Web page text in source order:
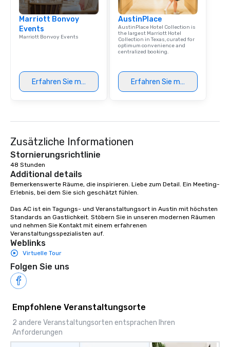
Marriott Bonvoy
Events
Marriott Bonvoy Events
Erfahren Sie mehr
AustinPlace
AustinPlace Hotel Collection is
the largest Marriott Hotel
Collection in Texas, curated for
optimum convenience and
centralized booking.
Erfahren Sie mehr
Zusätzliche Informationen
Stornierungsrichtlinie
48 Stunden
Additional details
Bemerkenswerte Räume, die inspirieren. Liebe zum Detail. Ein Meeting-
Erlebnis, bei dem Sie sich geschätzt fühlen.
Das AC ist ein Tagungs- und Veranstaltungsort in Austin mit höchsten
Standards an Gastlichkeit. Stöbern Sie in unseren modernen Räumen
und nehmen Sie Kontakt mit einem erfahrenen
Veranstaltungsspezialisten auf.
Weblinks
Virtuelle Tour
Folgen Sie uns
Empfohlene Veranstaltungsorte
2 andere Veranstaltungsorten entsprachen Ihren
Anforderungen